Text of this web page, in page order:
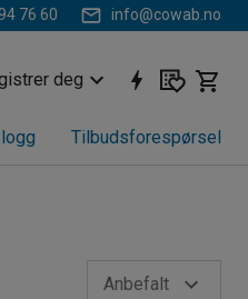
76 60 info@cowab.no
deg
Tilbudsforespørsel
Anbefalt